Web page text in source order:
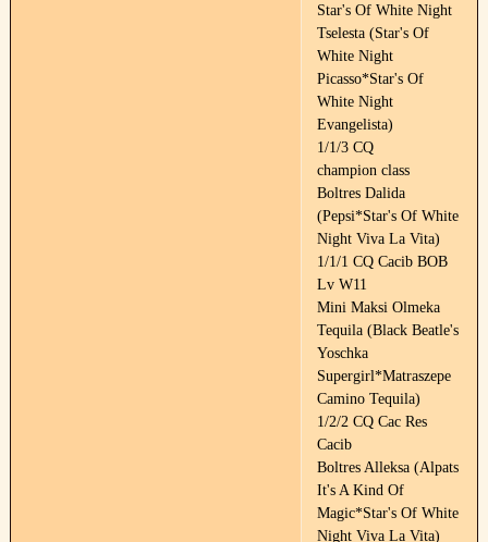
Star's Of White Night
Tselesta (Star's Of
White Night
Picasso*Star's Of
White Night
Evangelista)
1/1/3 CQ
champion class
Boltres Dalida
(Pepsi*Star's Of White
Night Viva La Vita)
1/1/1 CQ Cacib BOB
Lv W11
Mini Maksi Olmeka
Tequila (Black Beatle's
Yoschka
Supergirl*Matraszepe
Camino Tequila)
1/2/2 CQ Cac Res
Cacib
Boltres Alleksa (Alpats
It's A Kind Of
Magic*Star's Of White
Night Viva La Vita)